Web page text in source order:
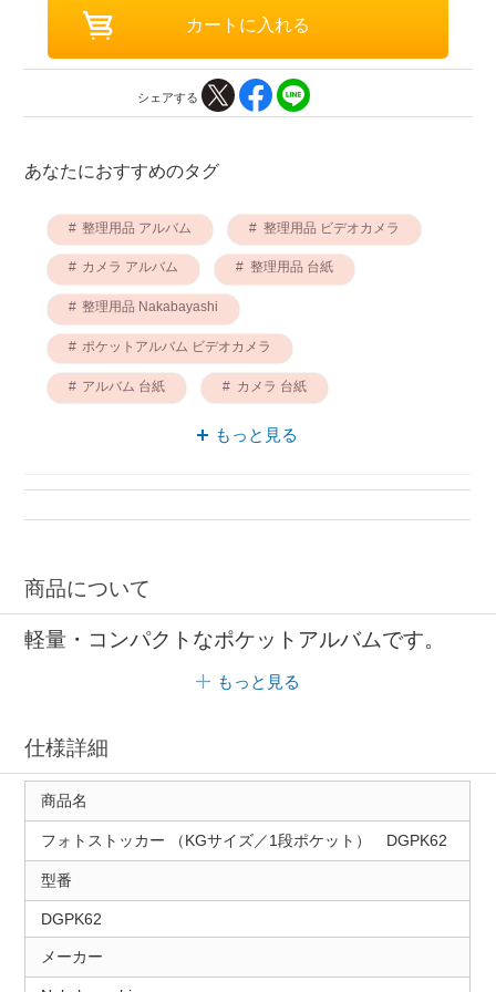
シェアする
あなたにおすすめのタグ
整理用品 アルバム 整理用品 ビデオカメラ
カメラ アルバム 整理用品 台紙
整理用品 Nakabayashi
ポケットアルバム ビデオカメラ
アルバム 台紙 カメラ 台紙
もっと見る
商品について
軽量・コンパクトなポケットアルバムです。
もっと見る
仕様詳細
商品名
フォトストッカー （KGサイズ／1段ポケット） DGPK62
型番
DGPK62
メーカー